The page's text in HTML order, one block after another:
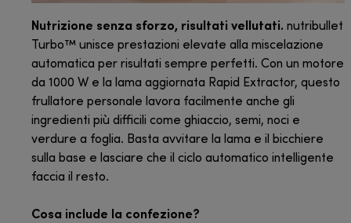
Nutrizione senza sforzo, risultati vellutati. nutribullet
Turbo™ unisce prestazioni elevate alla miscelazione
automatica per risultati sempre perfetti. Con un motore
da 1000 W e la lama aggiornata Rapid Extractor, questo
frullatore personale lavora facilmente anche gli
ingredienti più difficili come ghiaccio, semi, noci e
verdure a foglia. Basta avvitare la lama e il bicchiere
sulla base e lasciare che il ciclo automatico intelligente
faccia il resto.
Cosa include la confezione?